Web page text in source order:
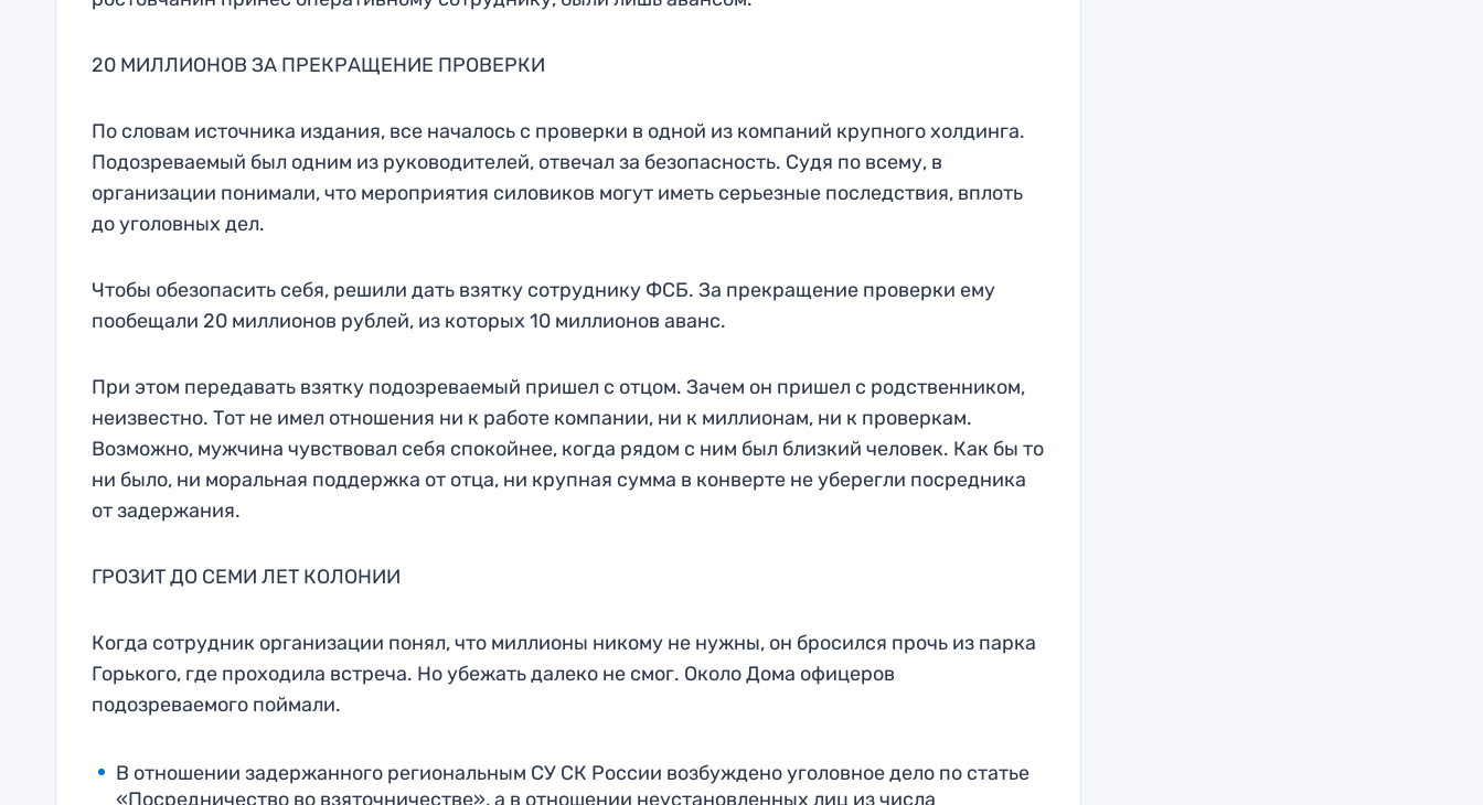
20 МИЛЛИОНОВ ЗА ПРЕКРАЩЕНИЕ ПРОВЕРКИ
По словам источника издания, все началось с проверки в одной из компаний крупного холдинга.
Подозреваемый был одним из руководителей, отвечал за безопасность. Судя по всему, в
организации понимали, что мероприятия силовиков могут иметь серьезные последствия, вплоть
до уголовных дел.
Чтобы обезопасить себя, решили дать взятку сотруднику ФСБ. За прекращение проверки ему
пообещали 20 миллионов рублей, из которых 10 миллионов аванс.
При этом передавать взятку подозреваемый пришел с отцом. Зачем он пришел с родственником,
неизвестно. Тот не имел отношения ни к работе компании, ни к миллионам, ни к проверкам.
Возможно, мужчина чувствовал себя спокойнее, когда рядом с ним был близкий человек. Как бы то
ни было, ни моральная поддержка от отца, ни крупная сумма в конверте не уберегли посредника
от задержания.
ГРОЗИТ ДО СЕМИ ЛЕТ КОЛОНИИ
Когда сотрудник организации понял, что миллионы никому не нужны, он бросился прочь из парка
Горького, где проходила встреча. Но убежать далеко не смог. Около Дома офицеров
подозреваемого поймали.
В отношении задержанного региональным СУ СК России возбуждено уголовное дело по статье
«Посредничество во взяточничестве», а в отношении неустановленных лиц из числа